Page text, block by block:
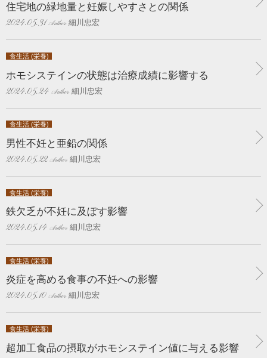
住宅地の緑地量と妊娠しやすさとの関係
2024.05.31 細川忠宏
食生活 (栄養)
ホモシステインの状態は治療成績に影響する
2024.05.24 細川忠宏
食生活 (栄養)
男性不妊と亜鉛の関係
2024.05.22 細川忠宏
食生活 (栄養)
鉄欠乏が不妊に及ぼす影響
2024.05.14 細川忠宏
食生活 (栄養)
炎症を高める食事の不妊への影響
2024.05.10 細川忠宏
食生活 (栄養)
超加工食品の摂取がホモシステイン値に与える影響